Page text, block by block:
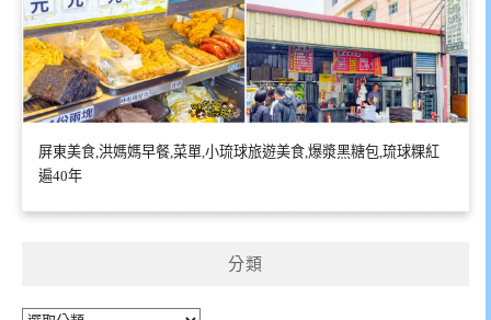
屏東美食,洪媽媽早餐,菜單,小琉球旅遊美食,爆漿黑糖包,琉球粿紅
遍40年
分類